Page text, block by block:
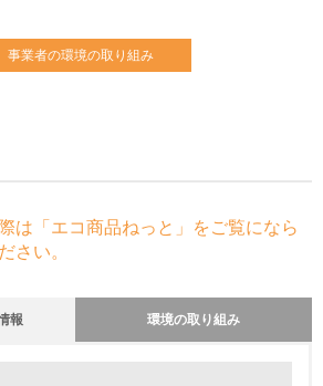
事業者の環境の取り組み
は「エコ商品ねっと」をご覧になら
さい。
報 環境の取り組み